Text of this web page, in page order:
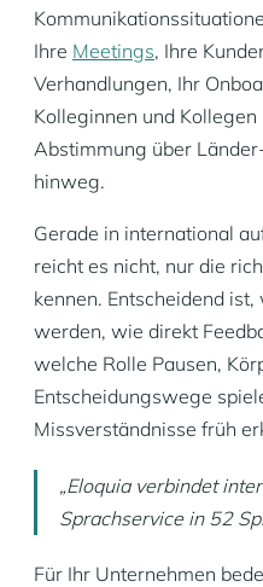
Ihre Meetings, Ihre
Verhandlungen, Ihr
Kolleginnen und
Abstimmung über
hinweg.
Gerade in international
reicht es nicht, nur die
kennen. Entscheidend
werden, wie direkt
welche Rolle Pausen,
Entscheidungswege
Missverständnisse früh
„Eloquia verbindet
Sprachservice in 52
Für Ihr Unternehmen